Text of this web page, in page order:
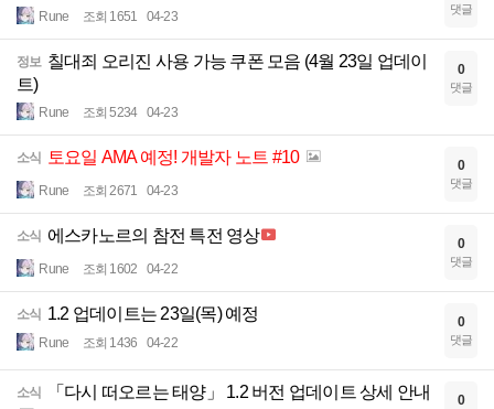
Rune 조회 1651 04-23 댓글
정보 칠대죄 오리진 사용 가능 쿠폰 모음 (4월 23일 업데이
트)
Rune 조회 5234 04-23
0
댓글
소식 토요일 AMA 예정! 개발자 노트 #10
Rune 조회 2671 04-23
0
댓글
소식 에스카노르의 참전 특전 영상
Rune 조회 1602 04-22
0
댓글
소식 1.2 업데이트는 23일(목) 예정
Rune 조회 1436 04-22
0
댓글
소식 「다시 떠오르는 태양」 1.2 버전 업데이트 상세 안내 0